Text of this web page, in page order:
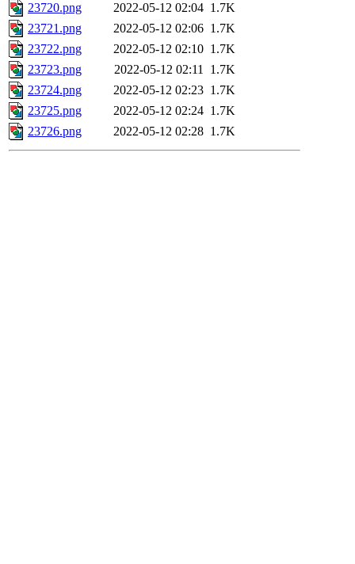
23720.png
2022-05-12 02:04 1.7K
23721.png
2022-05-12 02:06 1.7K
23722.png
2022-05-12 02:10 1.7K
23723.png
2022-05-12 02:11 1.7K
23724.png
2022-05-12 02:23 1.7K
23725.png
2022-05-12 02:24 1.7K
23726.png
2022-05-12 02:28 1.7K